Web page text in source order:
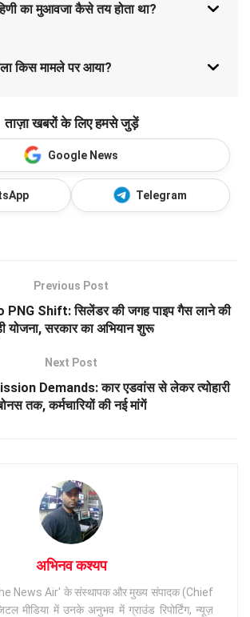
का मुआवजा कैसे तय होता था?
किस मामले पर आया?
ताज़ा खबरों के लिए हमसे जुड़ें
Google News
Telegram
Previous Post
Shift: सिलेंडर की जगह पाइप गैस लाने की
योजना, सरकार का अभियान शुरू
Next Post
Demands: कार एडवांस से लेकर त्योहारी
तक, कर्मचारियों की नई मांगें
अभिनव कश्यप
News Air' के संस्थापक और मुख्य संपादक (Chief
मीडिया में उनके अनुभव में ग्राउंड रिपोर्टिंग, न्यूज़